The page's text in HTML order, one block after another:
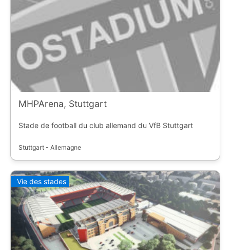
MHPArena, Stuttgart
Stade de football du club allemand du VfB Stuttgart
Stuttgart - Allemagne
Vie des stades